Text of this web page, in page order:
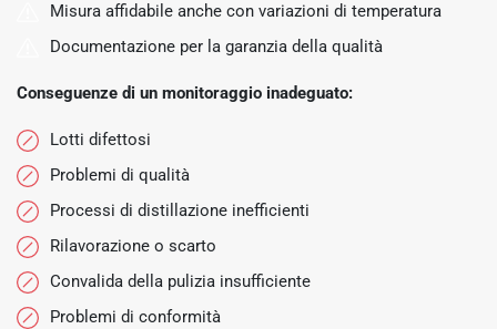
Misura affidabile anche con variazioni di temperatura
Documentazione per la garanzia della qualità
Conseguenze di un monitoraggio inadeguato:
Lotti difettosi
Problemi di qualità
Processi di distillazione inefficienti
Rilavorazione o scarto
Convalida della pulizia insufficiente
Problemi di conformità